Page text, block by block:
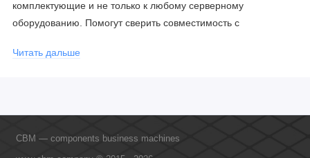
комплектующие и не только к любому серверному
оборудованию. Помогут сверить совместимость с
официальными производителями и проводим регулярное
Читать дальше
CBM — components business machines